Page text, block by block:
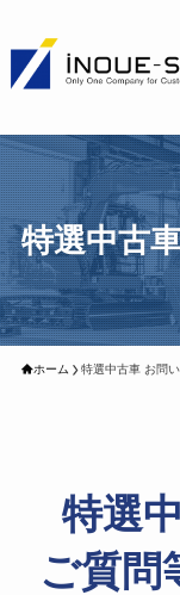
特選中古
ホーム 特選中古車 お問
特選
ご質問